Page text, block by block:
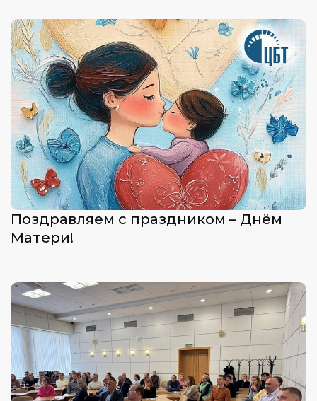
Поздравляем с праздником – Днём
Матери!